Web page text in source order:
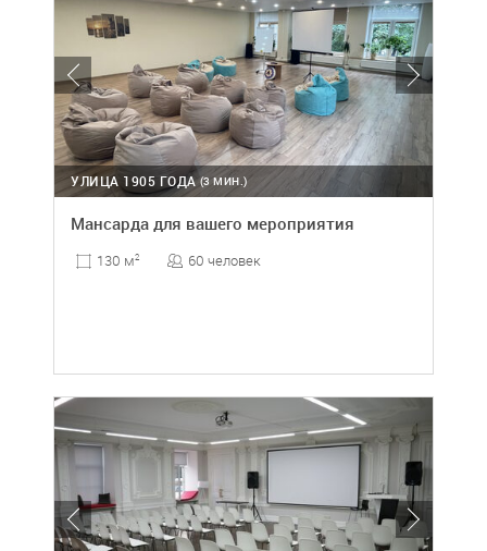
(3 МИН.)
УЛИЦА 1905 ГОДА
Мансарда для вашего мероприятия
130 м2 60 человек